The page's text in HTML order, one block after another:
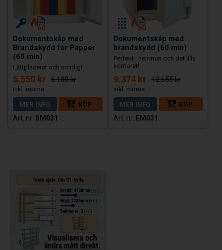
Dokumentskåp med
Brandskydd för Papper
(60 min)
Lättplacerat och smidigt
5.550 kr 6.188 kr
MER INFO
KÖP
SM031
Dokumentskåp med
brandskydd (60 min)
Perfekt i hemmet och det lilla
kontoret!
9.374 kr 12.655 kr
MER INFO
KÖP
EM031